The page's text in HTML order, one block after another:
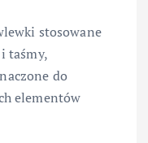
stosowane
taśmy,
do
elementów